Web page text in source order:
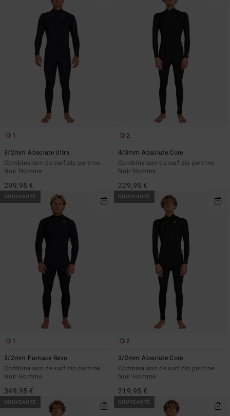
1
3/2mm Absolute Ultra
Combinaison de surf zip poitrine
Noir Homme
299,95 €
2
4/3mm Absolute Core
Combinaison de surf zip poitrine
Noir Homme
229,95 €
NOUVEAUTÉ
1
3/2mm Furnace Revo
Combinaison de surf zip poitrine
Noir Homme
349,95 €
NOUVEAUTÉ
2
3/2mm Absolute Core
Combinaison de surf zip poitrine
Noir Homme
219,95 €
NOUVEAUTÉ NOUVEAUTÉ